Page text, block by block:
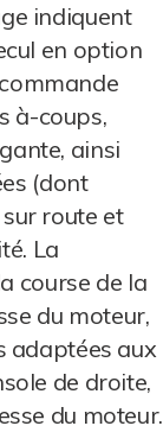
indiquent
en option
à-coups,
ainsi
(dont
route et
La
course de la
du moteur,
adaptées aux
de droite,
du moteur.